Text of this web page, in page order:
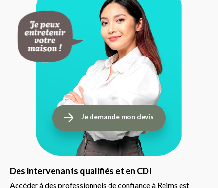
Je demande mon devis
Des intervenants qualifiés et en CDI
Accéder à des professionnels de confiance à Reims est